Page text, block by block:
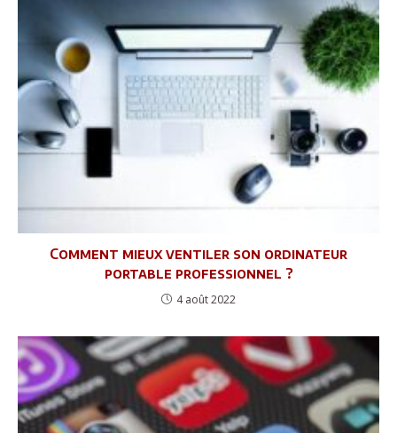
Comment mieux ventiler son ordinateur
portable professionnel ?
4 août 2022